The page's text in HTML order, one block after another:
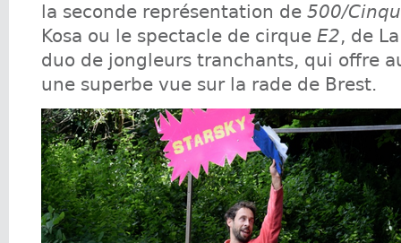
la seconde représentation de 500/
Kosa ou le spectacle de cirque E2, de
duo de jongleurs tranchants, qui offre
une superbe vue sur la rade de Brest.